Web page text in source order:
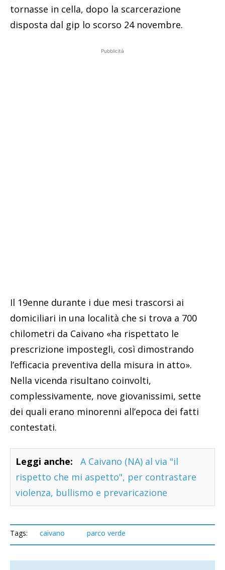
tornasse in cella, dopo la scarcerazione
disposta dal gip lo scorso 24 novembre.
Pubblicità
Il 19enne durante i due mesi trascorsi ai
domiciliari in una località che si trova a 700
chilometri da Caivano «ha rispettato le
prescrizione impostegli, così dimostrando
l’efficacia preventiva della misura in atto».
Nella vicenda risultano coinvolti,
complessivamente, nove giovanissimi, sette
dei quali erano minorenni all’epoca dei fatti
contestati.
Leggi anche:
A Caivano (NA) al via "il
rispetto che mi aspetto", per contrastare
violenza, bullismo e prevaricazione
Tags: caivano parco verde